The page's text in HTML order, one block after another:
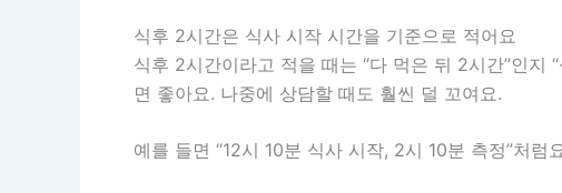
식후 2시간은 식사 시작 시간을 기준으로 적어요
식후 2시간이라고 적을 때는 “다 먹은 뒤 2시간”인지
면 좋아요. 나중에 상담할 때도 훨씬 덜 꼬여요.
예를 들면 “12시 10분 식사 시작, 2시 10분 측정”처